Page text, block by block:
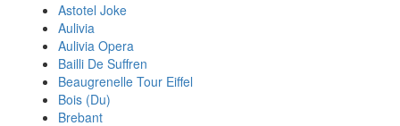
Astotel Joke
Aulivia
Aulivia Opera
Bailli De Suffren
Beaugrenelle Tour Eiffel
Bois (Du)
Brebant